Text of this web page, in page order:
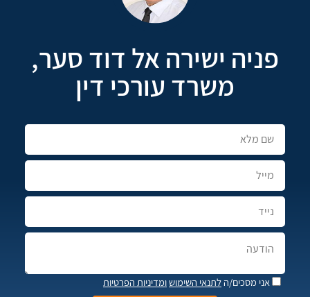
פניה ישירה אל דוד סער,
משרד עורכי דין
אני מסכים/הלתנאי השימושומדיניות הפרטיות